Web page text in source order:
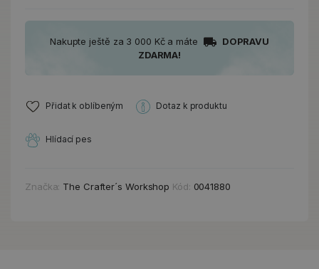
Nakupte ještě za 3 000 Kč a máte
DOPRAVU
ZDARMA!
Přidat k oblíbeným Dotaz k produktu
Hlídací pes
Značka: The Crafter´s Workshop Kód: 0041880